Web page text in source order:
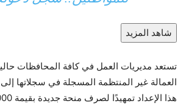
شاهد المزيد
تستعد مديريات العمل في كافة المحافظات
العمالة غير المنتظمة المسجلة في سجلاتها